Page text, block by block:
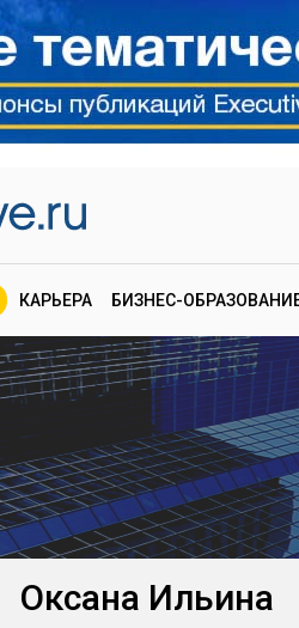
КАРЬЕРА БИЗНЕС-
Оксана Ильина